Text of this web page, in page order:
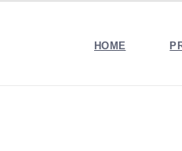
HOME